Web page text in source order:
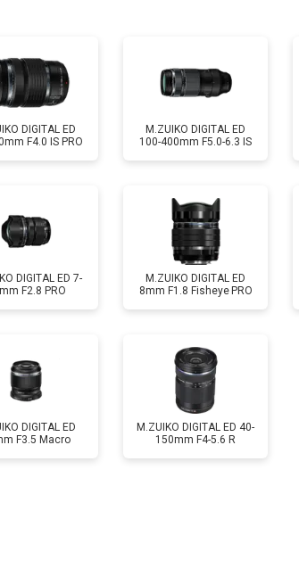
DIGITAL ED
F4.0 IS PRO
M.ZUIKO DIGITAL ED
100-400mm F5.0-6.3 IS
DIGITAL ED 7-
F2.8 PRO
M.ZUIKO DIGITAL ED
8mm F1.8 Fisheye PRO
DIGITAL ED
F3.5 Macro
M.ZUIKO DIGITAL ED 40-
150mm F4-5.6 R